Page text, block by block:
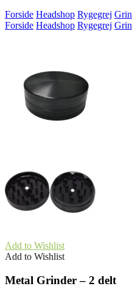
Forside Headshop Rygegrej
Forside Headshop Rygegrej
Add to Wishlist
Add to Wishlist
Metal Grinder – 2 delt